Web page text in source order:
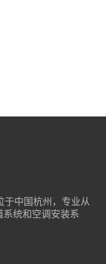
于中国杭州，专业从
统和空调安装系